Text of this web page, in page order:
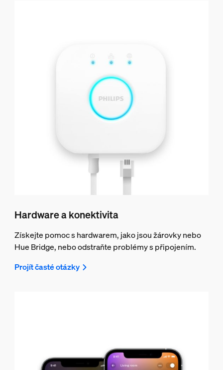
Hardware a konektivita
Získejte pomoc s hardwarem, jako jsou žárovky nebo
Hue Bridge, nebo odstraňte problémy s připojením.
Projít časté otázky